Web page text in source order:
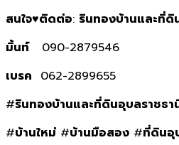
สนใจ♥️ติดต่อ: รินทองบ้านและที่ดิ
มิ้นท์090-2879546
เบรค 062-2899655
#รินทองบ้านและที่ดินอุบลราชธา
#บ้านใหม่ #บ้านมือสอง #ที่ดินอุ